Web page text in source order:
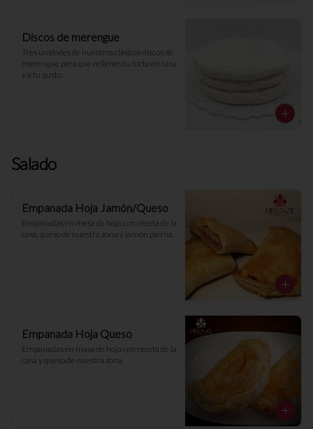
Discos de merengue
Tres unidades de nuestros clásicos discos de
merengue para que rellenes tu torta en casa
y a tu gusto.
Salado
Empanada Hoja Jamón/Queso
Empanadas en mesa de hoja con receta de la
casa, queso de nuestra zona y jamón pierna.
Empanada Hoja Queso
Empanadas en masa de hoja con receta de la
casa y queso de nuestra zona.